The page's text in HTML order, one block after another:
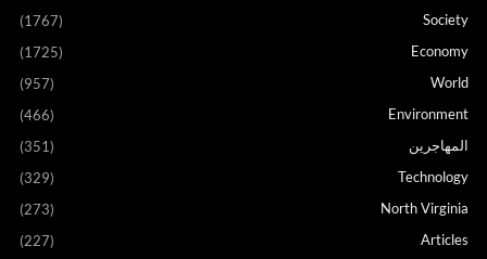
Society
(1767)
Economy
(1725)
World
(957)
Environment
(466)
المهاجرين
(351)
Technology
(329)
North Virginia
(273)
Articles
(227)